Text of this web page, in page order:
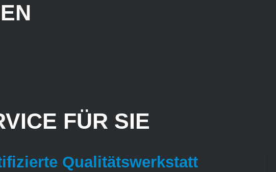
FÜR SIE
Qualitätswerkstatt